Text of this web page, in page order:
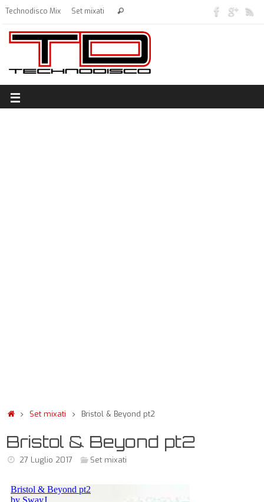
Technodisco Mix Set mixati
Set mixati Bristol & Beyond pt2
Bristol & Beyond pt2
27 Luglio 2017 Set mixati